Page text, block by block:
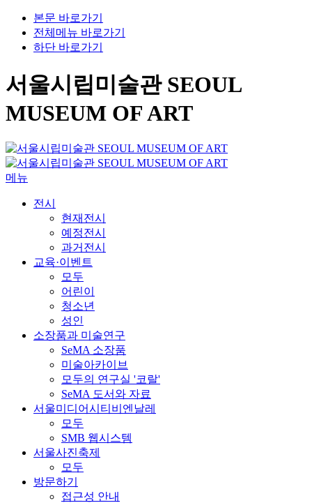
본문 바로가기
전체메뉴 바로가기
하단 바로가기
서울시립미술관 SEOUL
MUSEUM OF ART
메뉴
전시
현재전시
예정전시
과거전시
교육·이벤트
모두
어린이
청소년
성인
소장품과 미술연구
SeMA 소장품
미술아카이브
모두의 연구실 '코랄'
SeMA 도서와 자료
서울미디어시티비엔날레
모두
SMB 웹시스템
서울사진축제
모두
방문하기
접근성 안내